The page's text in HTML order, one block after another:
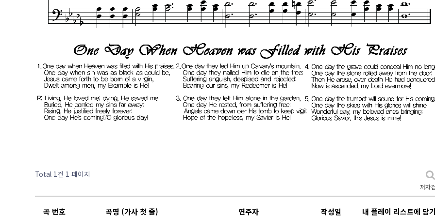
Total 1건 1 페이지
저자
곡 번호 곡명 (가사 첫 줄) 연주자 작성일 내 플레이 리스트에 담